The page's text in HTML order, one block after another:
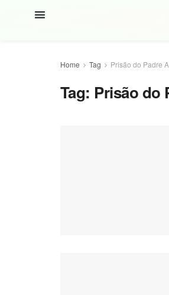
Home Tag Prisão do Padre
Tag: Prisão do